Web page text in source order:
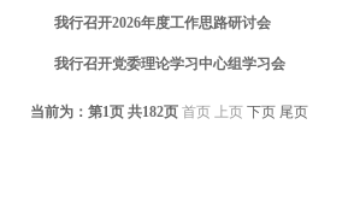
当前为：第1页 共182页 首页 上页 下页 尾页
我行召开2026年度工作思路研讨会
我行召开党委理论学习中心组学习会